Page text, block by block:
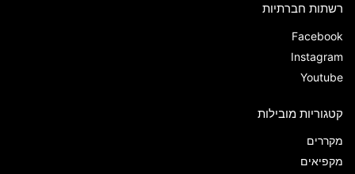
רשתות חברתיות
Facebook
Instagram
Youtube
קטגוריות מובילות
מקררים
מקפיאים